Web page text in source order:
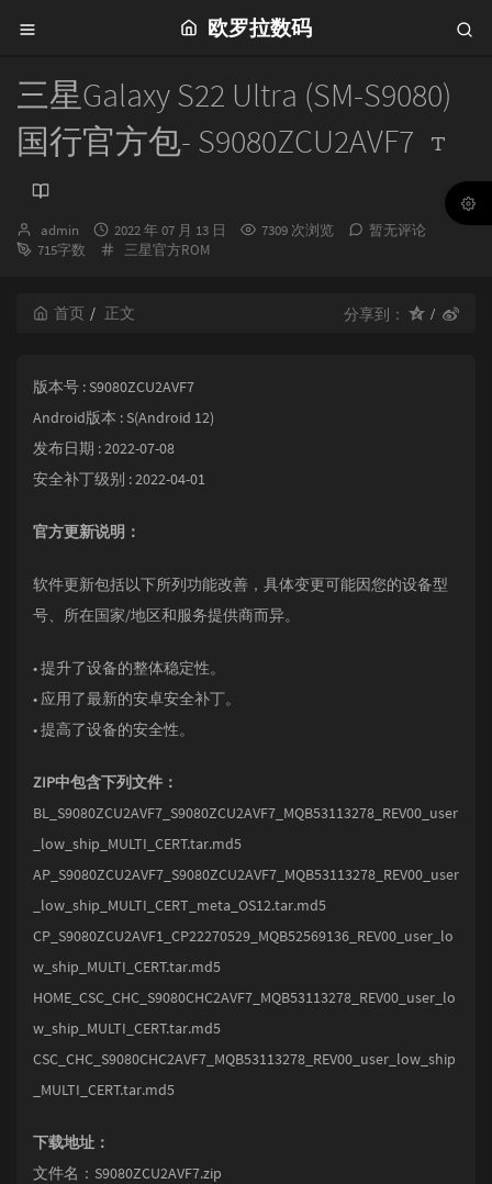
欧罗拉数码
三星Galaxy S22 Ultra (SM-S9080)
国行官方包- S9080ZCU2AVF7
博
主：
admin
发
布
2022 年 07 月 13 日 7309 次浏览
暂无评论
715字数
分
三星官方ROM
首页 正文 分享到：
版本号 : S9080ZCU2AVF7
Android版本 : S(Android 12)
发布日期 : 2022-07-08
安全补丁级别 : 2022-04-01
官方更新说明：
软件更新包括以下所列功能改善，具体变更可能因您的设备型
号、所在国家/地区和服务提供商而异。
• 提升了设备的整体稳定性。
• 应用了最新的安卓安全补丁。
• 提高了设备的安全性。
ZIP中包含下列文件：
BL_S9080ZCU2AVF7_S9080ZCU2AVF7_MQB53113278_REV00_user
_low_ship_MULTI_CERT.tar.md5
AP_S9080ZCU2AVF7_S9080ZCU2AVF7_MQB53113278_REV00_user
_low_ship_MULTI_CERT_meta_OS12.tar.md5
CP_S9080ZCU2AVF1_CP22270529_MQB52569136_REV00_user_lo
w_ship_MULTI_CERT.tar.md5
HOME_CSC_CHC_S9080CHC2AVF7_MQB53113278_REV00_user_lo
w_ship_MULTI_CERT.tar.md5
CSC_CHC_S9080CHC2AVF7_MQB53113278_REV00_user_low_ship
_MULTI_CERT.tar.md5
下载地址：
文件名：S9080ZCU2AVF7.zip